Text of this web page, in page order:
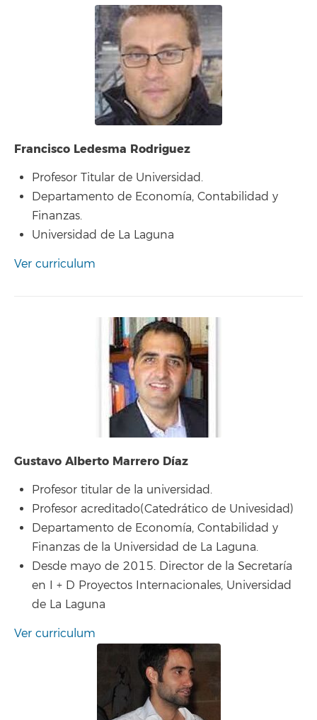
Francisco Ledesma Rodriguez
Profesor Titular de Universidad.
Departamento de Economía, Contabilidad y
Finanzas.
Universidad de La Laguna
Ver curriculum
Gustavo Alberto Marrero Díaz
Profesor titular de la universidad.
Profesor acreditado(Catedrático de Univesidad)
Departamento de Economía, Contabilidad y
Finanzas de la Universidad de La Laguna.
Desde mayo de 2015. Director de la Secretaría
en I + D Proyectos Internacionales, Universidad
de La Laguna
Ver curriculum